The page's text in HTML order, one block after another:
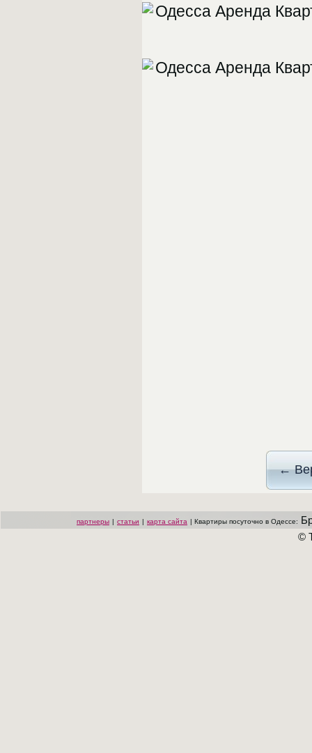
партнеры | статьи | карта сайта | Квартиры посуточно в Одессе:
©